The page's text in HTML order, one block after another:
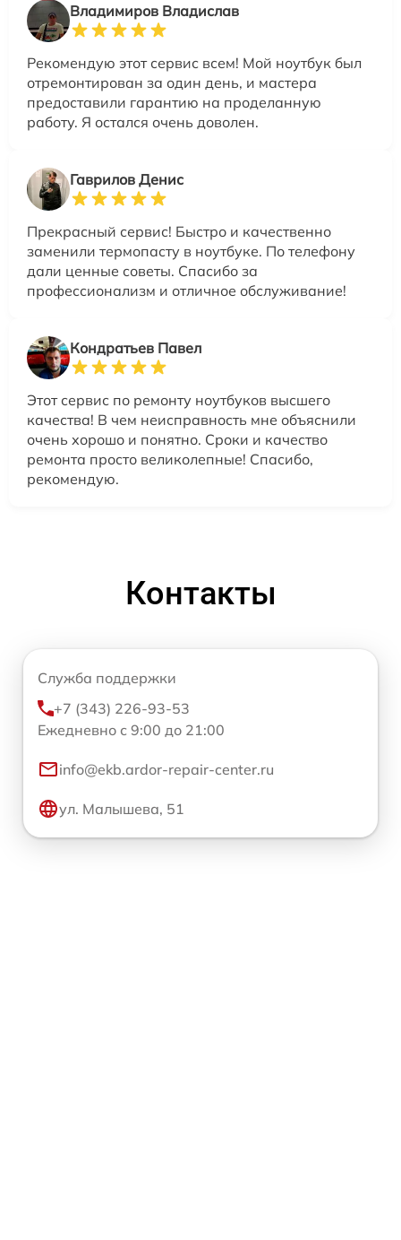
Владимиров Владислав
Рекомендую этот сервис всем! Мой ноутбук был
отремонтирован за один день, и мастера
предоставили гарантию на проделанную
работу. Я остался очень доволен.
Гаврилов Денис
Прекрасный сервис! Быстро и качественно
заменили термопасту в ноутбуке. По телефону
дали ценные советы. Спасибо за
профессионализм и отличное обслуживание!
Кондратьев Павел
Этот сервис по ремонту ноутбуков высшего
качества! В чем неисправность мне объяснили
очень хорошо и понятно. Сроки и качество
ремонта просто великолепные! Спасибо,
рекомендую.
Контакты
Служба поддержки
+7 (343) 226-93-53
Ежедневно с 9:00 до 21:00
info@ekb.ardor-repair-center.ru
ул. Малышева, 51